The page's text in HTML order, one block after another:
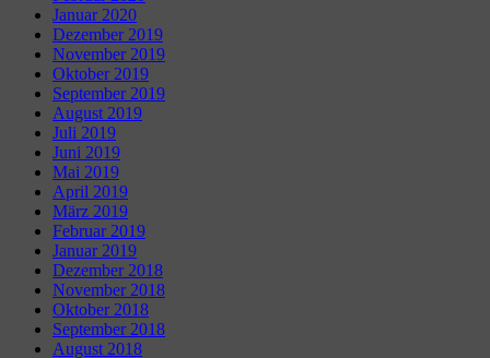
Januar 2020
Dezember 2019
November 2019
Oktober 2019
September 2019
August 2019
Juli 2019
Juni 2019
Mai 2019
April 2019
März 2019
Februar 2019
Januar 2019
Dezember 2018
November 2018
Oktober 2018
September 2018
August 2018